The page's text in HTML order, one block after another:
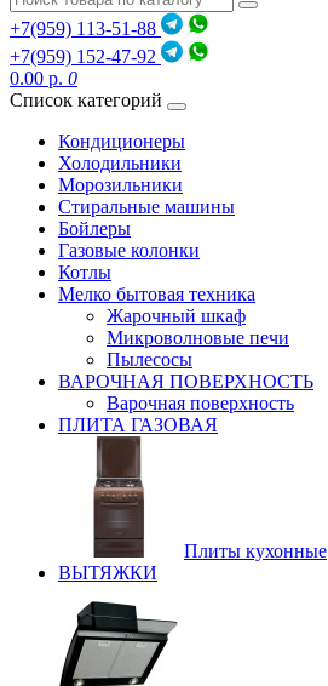
+7(959) 113-51-88
+7(959) 152-47-92
0.00 р. 0
Список категорий
Кондиционеры
Холодильники
Морозильники
Стиральные машины
Бойлеры
Газовые колонки
Котлы
Мелко бытовая техника
Жарочный шкаф
Микроволновые печи
Пылесосы
ВАРОЧНАЯ ПОВЕРХНОСТЬ
Варочная поверхность
ПЛИТА ГАЗОВАЯ
Плиты кухонные
ВЫТЯЖКИ